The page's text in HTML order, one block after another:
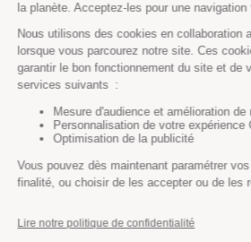
Nous suivre sur les réseaux
Signer nos pétitions
Agir au quotidien
Rejoindre un groupe local
Devenir bénévole
Faire un don
Créer une cagnotte solidaire
Philanthropie et mécénat